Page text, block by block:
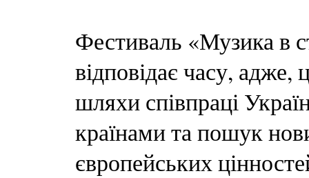
Фестиваль «Музика в
відповідає часу, адже,
шляхи співпраці
країнами та пошук
європейських